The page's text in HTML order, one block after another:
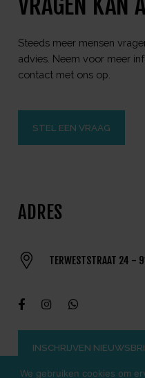
Steeds meer mensen
advies. Neem voor meer
contact met ons op.
STEL EEN VRAAG
ADRES
TERWESTSTRAAT 24 -
INSCHRIJVEN
We gebruiken cookies om